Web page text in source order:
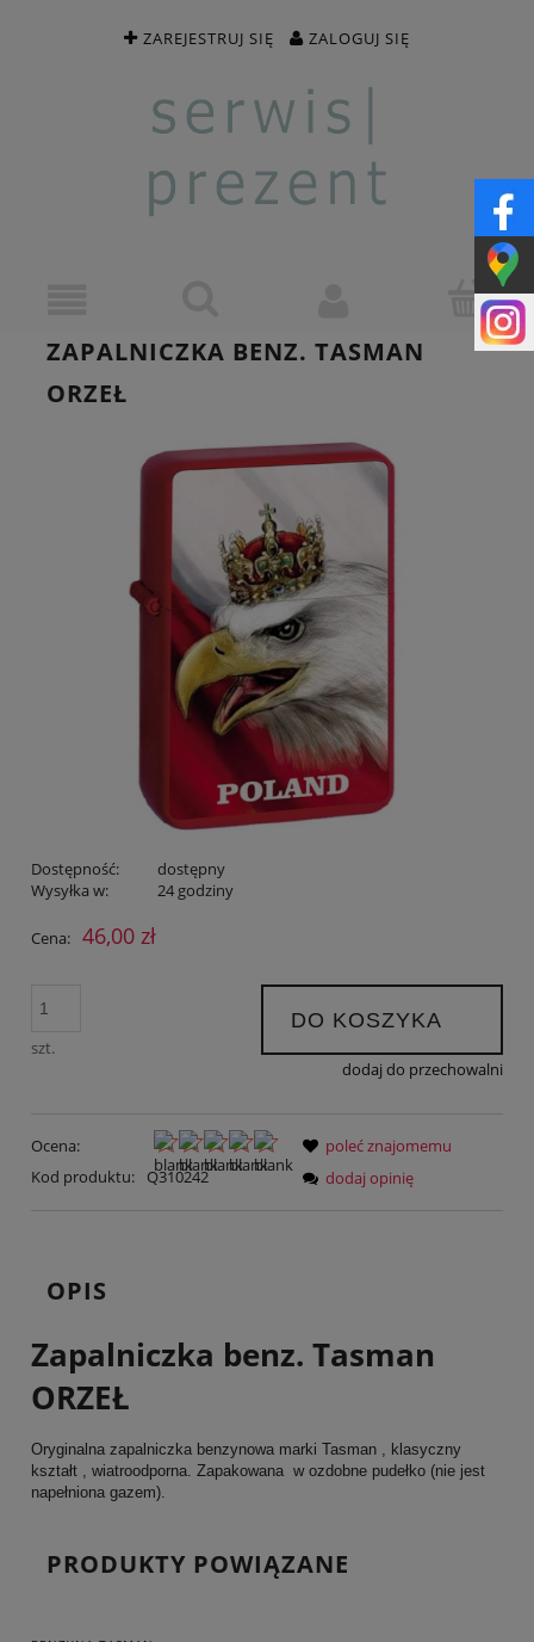
ZAREJESTRUJ SIĘ ZALOGUJ SIĘ
ZAPALNICZKA BENZ. TASMAN
ORZEŁ
Dostępność:
dostępny
Wysyłka w:
24 godziny
Cena: 46,00 zł
szt.
DO KOSZYKA
dodaj do przechowalni
Ocena:
Kod produktu:
Q310242
poleć znajomemu
dodaj opinię
OPIS
Zapalniczka benz. Tasman
ORZEŁ
Oryginalna zapalniczka benzynowa marki Tasman , klasyczny
kształt , wiatroodporna. Zapakowana w ozdobne pudełko (nie jest
napełniona gazem).
PRODUKTY POWIĄZANE